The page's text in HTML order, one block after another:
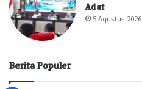
Adat
5 Agustus 2026
Berita Populer